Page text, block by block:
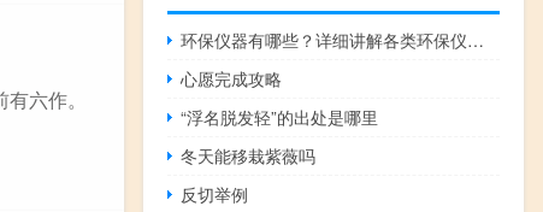
六作。
环保仪器有哪些？详细讲解各类环保仪器的使用方法
心愿完成攻略
“浮名脱发轻”的出处是哪里
冬天能移栽紫薇吗
反切举例